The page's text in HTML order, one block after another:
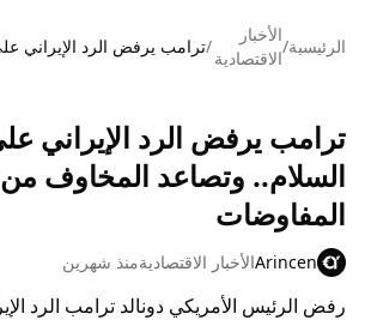
الرئيسية/
الأخبار
الاقتصادية
/
ترامب يرفض الرد الإيراني
السلام.. وتصاعد المخاوف من
المفاوضات
Arincenالأخبار الاقتصاديةمنذ شهرين
رفض الرئيس الأمريكي دونالد ترامب الرد